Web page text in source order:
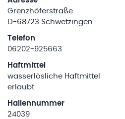
Grenzhöferstraße
D-68723 Schwetzingen
Telefon
06202-925663
Haftmittel
wasserlösliche Haftmittel
erlaubt
Hallennummer
24039